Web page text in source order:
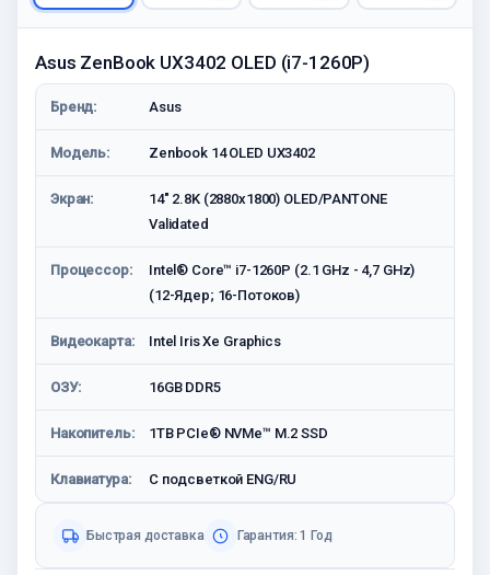
Asus ZenBook UX3402 OLED (i7-1260P)
Бренд: Asus
Модель: Zenbook 14 OLED UX3402
Экран:
14" 2.8K (2880x1800) OLED/PANTONE
Validated
Процессор:
Intel® Core™ i7-1260P (2.1 GHz - 4,7 GHz)
(12-Ядeр; 16-Потоков)
Видеокарта: Intel Iris Xe Graphics
ОЗУ: 16GB DDR5
Накопитель: 1TB PCIe® NVMe™ M.2 SSD
Клавиатура: С подсветкой ENG/RU
Быстрая доставка Гарантия: 1 Год